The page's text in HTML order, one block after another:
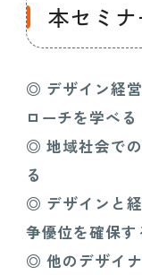
本セミ
◎ デザイン経
ローチを学べる
◎ 地域社会で
る
◎ デザインと
争優位を確保す
◎ 他のデザイ